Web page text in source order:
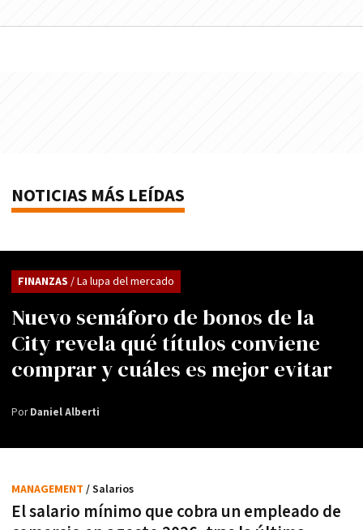
NOTICIAS MÁS LEÍDAS
Nuevo semáforo de bonos de la
City revela qué títulos conviene
comprar y cuáles es mejor evitar
FINANZAS / La lupa del mercado
PorDaniel Alberti
El salario mínimo que cobra un empleado de
MANAGEMENT / Salarios